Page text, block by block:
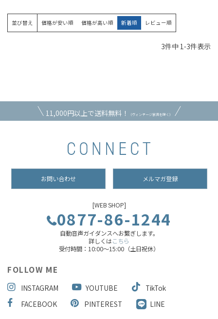
並び替え 価格が安い順 価格が高い順 新着順 レビュー順
3件中 1-3件表示
11,000円以上で送料無料！ （ヴィンテージ家具を除く）
お問い合わせ メルマガ登録
[WEB SHOP]
0877-86-1244
自動音声ガイダンスへお繋ぎします。
詳しくはこちら
受付時間：10:00～15:00（土日祝休）
FOLLOW ME
INSTAGRAM YOUTUBE
TikTok
FACEBOOK
PINTEREST LINE